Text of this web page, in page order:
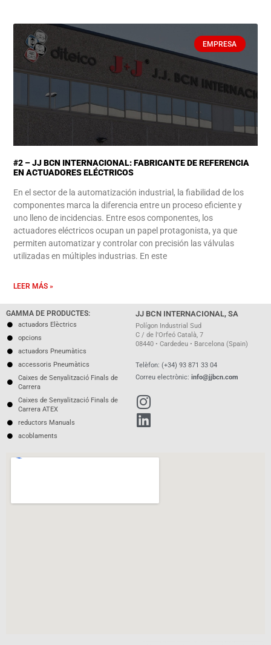
EMPRESA
#2 – JJ BCN INTERNACIONAL: FABRICANTE DE REFERENCIA
EN ACTUADORES ELÉCTRICOS
En el sector de la automatización industrial, la fiabilidad de los
componentes marca la diferencia entre un proceso eficiente y
uno lleno de incidencias. Entre esos componentes, los
actuadores eléctricos ocupan un papel protagonista, ya que
permiten automatizar y controlar con precisión las válvulas
utilizadas en múltiples industrias. En este
LEER MÁS »
GAMMA DE PRODUCTES:
actuadors Elèctrics
opcions
actuadors Pneumàtics
accessoris Pneumàtics
Caixes de Senyalització Finals de
Carrera
Caixes de Senyalització Finals de
Carrera ATEX
reductors Manuals
acoblaments
JJ BCN INTERNACIONAL, SA
Polígon Industrial Sud
C / de l'Orfeó Català, 7
08440 • Cardedeu • Barcelona (Spain)
Telèfon: (+34) 93 871 33 04
Correu electrònic: info@jjbcn.com